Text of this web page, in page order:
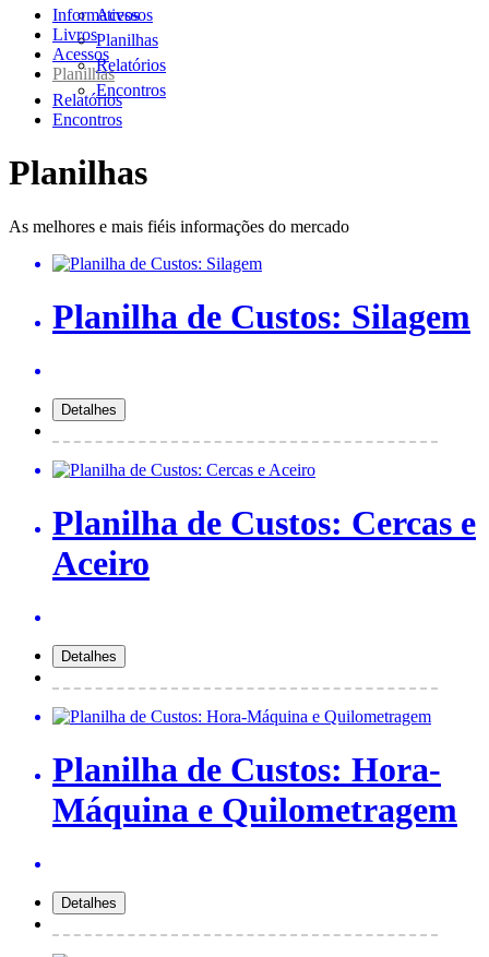
Acessos
Planilhas
Relatórios
Encontros
Informativos
Livros
Acessos
Planilhas
Relatórios
Encontros
Planilhas
As melhores e mais fiéis informações do mercado
Planilha de Custos: Silagem
Planilha de Custos: Cercas e
Aceiro
Planilha de Custos: Hora-
Máquina e Quilometragem